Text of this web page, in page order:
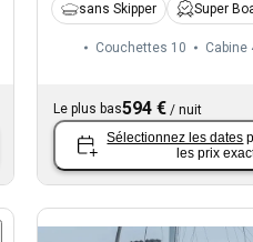
sans Skipper Super
Couchettes 10 Cabine
Le plus bas594 €/ nuit
Sélectionnez les dates
les prix